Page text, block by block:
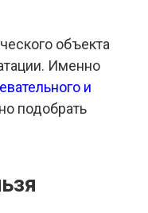
объекта
Именно
и
подобрать